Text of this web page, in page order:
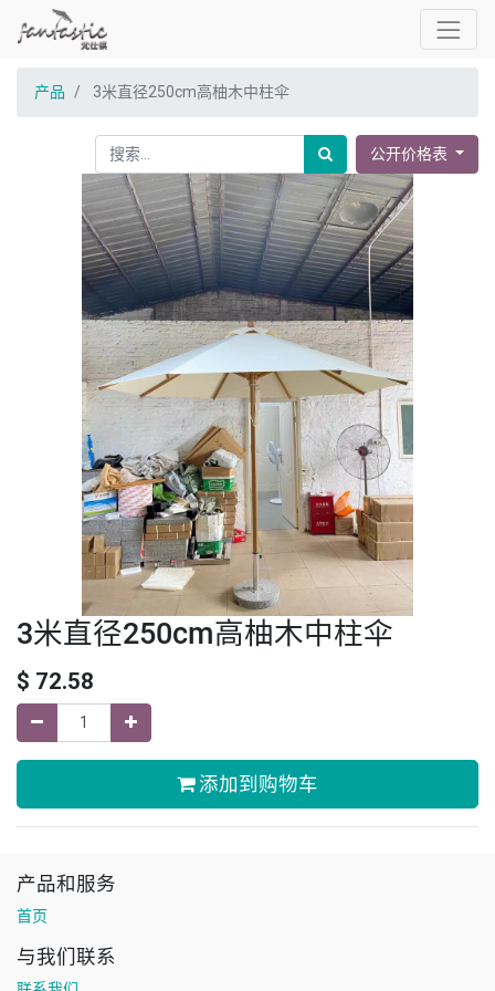
产品 3米直径250cm高柚木中柱伞
公开价格表
3米直径250cm高柚木中柱伞
$ 72.58
添加到购物车
产品和服务
首页
与我们联系